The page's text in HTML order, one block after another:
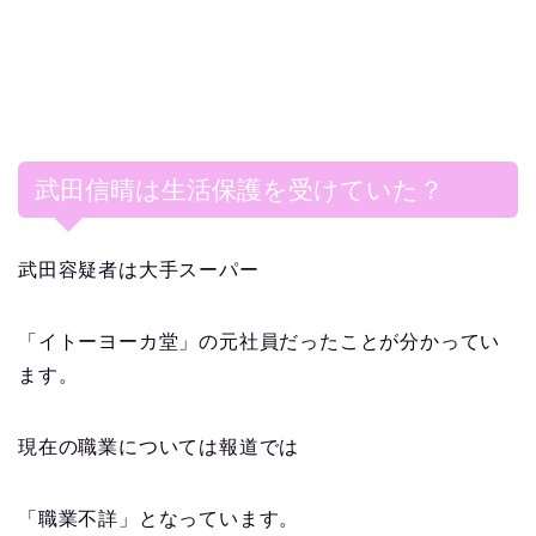
武田信晴は生活保護を受けていた？
武田容疑者は大手スーパー
「イトーヨーカ堂」の元社員だったことが分かってい
ます。
現在の職業については報道では
「職業不詳」となっています。